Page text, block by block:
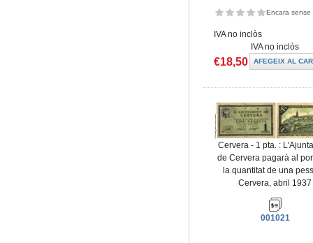
Encara sense
IVA no inclòs
IVA no inclòs
€18,50
Cervera - 1 pta. :
de Cervera pagarà al
la quantitat de una
Cervera, abril 1937
001021